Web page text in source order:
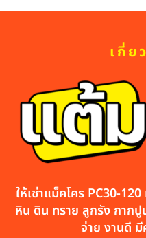
เกี่ย
ให้เช่าแม็คโคร PC30-
หิน ดิน ทราย ลูกรัง กากปู
จ่าย งานดี